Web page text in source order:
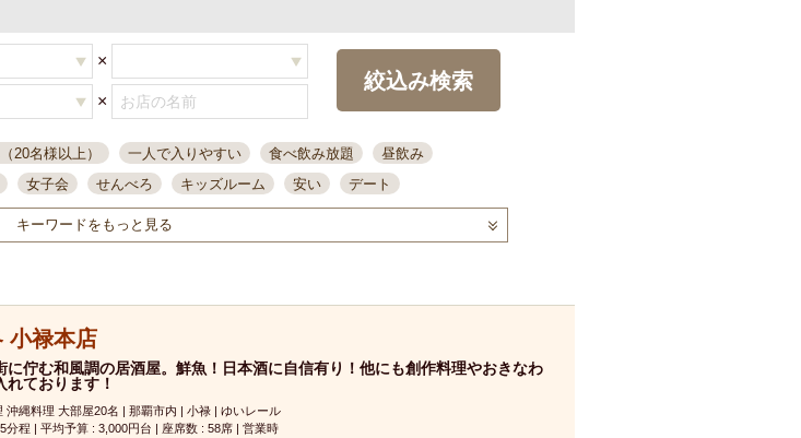
×
×
絞込み検索
20名様以上） 一人で入りやすい 食べ飲み放題
昼飲み
女子会 せんべろ キッズルーム 安い
デート
一人飲み 誕生日 大人数
理 模合 インスタ映え 座敷席 記念日 泡盛
喫煙可
ース レモンサワー 観光客に人気 大部屋30名
カウンター
円台コース
ノンアルコールビール ウィスキー テレビ 飲み会
掘りごたつ
40名 旭橋駅周辺 沖縄料理 スイーツ
キーワードをもっと見る
小禄本店
に佇む和風調の居酒屋。鮮魚！日本酒に自信有り！他にも創作料理やおきなわ
れております！
沖縄料理 大部屋20名 | 那覇市内 | 小禄 | ゆいレール
分程 | 平均予算 : 3,000円台 | 座席数 : 58席 | 営業時